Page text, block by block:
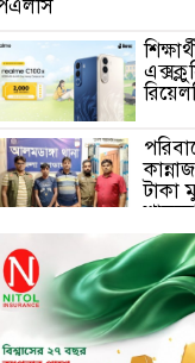
টাকা
গাজীপুর থেকে